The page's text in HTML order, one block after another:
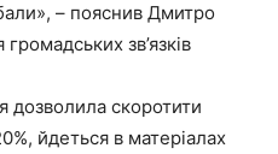
– пояснив Дмитро
зв’язків
скоротити
йдеться в матеріалах